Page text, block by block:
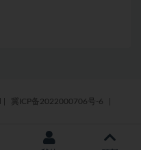
冀ICP备2022000706号-6